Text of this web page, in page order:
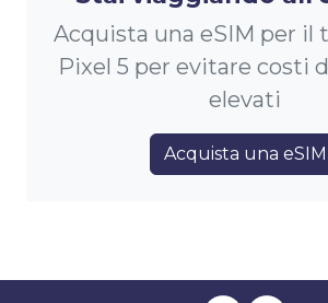
Acquista una eSIM per il
Pixel 5 per evitare costi
elevati
Acquista una eSIM